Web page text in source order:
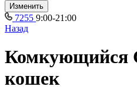
Изменить
7255 9:00-21:00
Назад
Комкующийся
кошек